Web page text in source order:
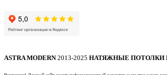
ASTRA MODERN2013-2025 НАТЯЖНЫЕ ПОТОЛКИ